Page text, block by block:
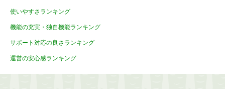
使いやすさランキング
機能の充実・独自機能ランキング
サポート対応の良さランキング
運営の安心感ランキング